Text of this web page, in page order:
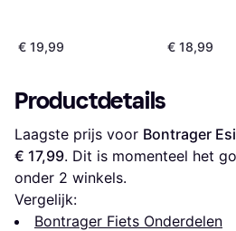
€ 19,99 € 18,99
Productdetails
Laagste prijs voor Bontrager
€ 17,99. Dit is momenteel het
onder 2 winkels.
Vergelijk:
Bontrager Fiets Onderdelen